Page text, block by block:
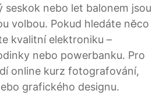
seskok nebo let balonem jsou
volbou. Pokud hledáte něco
kvalitní elektroniku –
nebo powerbanku. Pro
online kurz fotografování,
grafického designu.